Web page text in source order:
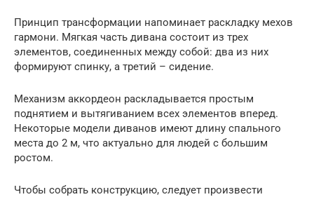
Принцип трансформации напоминает раскладку мехов
гармони. Мягкая часть дивана состоит из трех
элементов, соединенных между собой: два из них
формируют спинку, а третий – сидение.
Механизм аккордеон раскладывается простым
поднятием и вытягиванием всех элементов вперед.
Некоторые модели диванов имеют длину спального
места до 2 м, что актуально для людей с большим
ростом.
Чтобы собрать конструкцию, следует произвести